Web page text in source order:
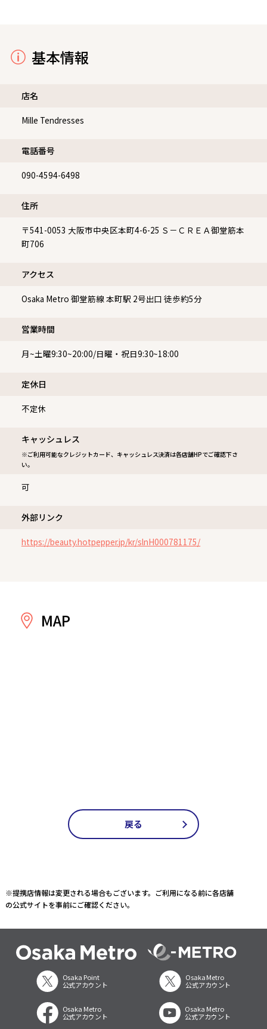
基本情報
店名
Mille Tendresses
電話番号
090-4594-6498
住所
〒541-0053 大阪市中央区本町4-6-25 Ｓ－ＣＲＥＡ御堂筋本
町706
アクセス
Osaka Metro 御堂筋線 本町駅 2号出口 徒歩約5分
営業時間
月~土曜9:30~20:00/日曜・祝日9:30~18:00
定休⽇
不定休
キャッシュレス
※ご利用可能なクレジットカード、キャッシュレス決済は各店舗HPでご確認下さ
い。
可
外部リンク
https://beauty.hotpepper.jp/kr/slnH000781175/
MAP
戻る
※提携店情報は変更される場合もございます。ご利用になる前に各店舗
の公式サイトを事前にご確認ください。
Osaka Point
公式アカウント
Osaka Metro
公式アカウント
Osaka Metro
公式アカウント
Osaka Metro
公式アカウント